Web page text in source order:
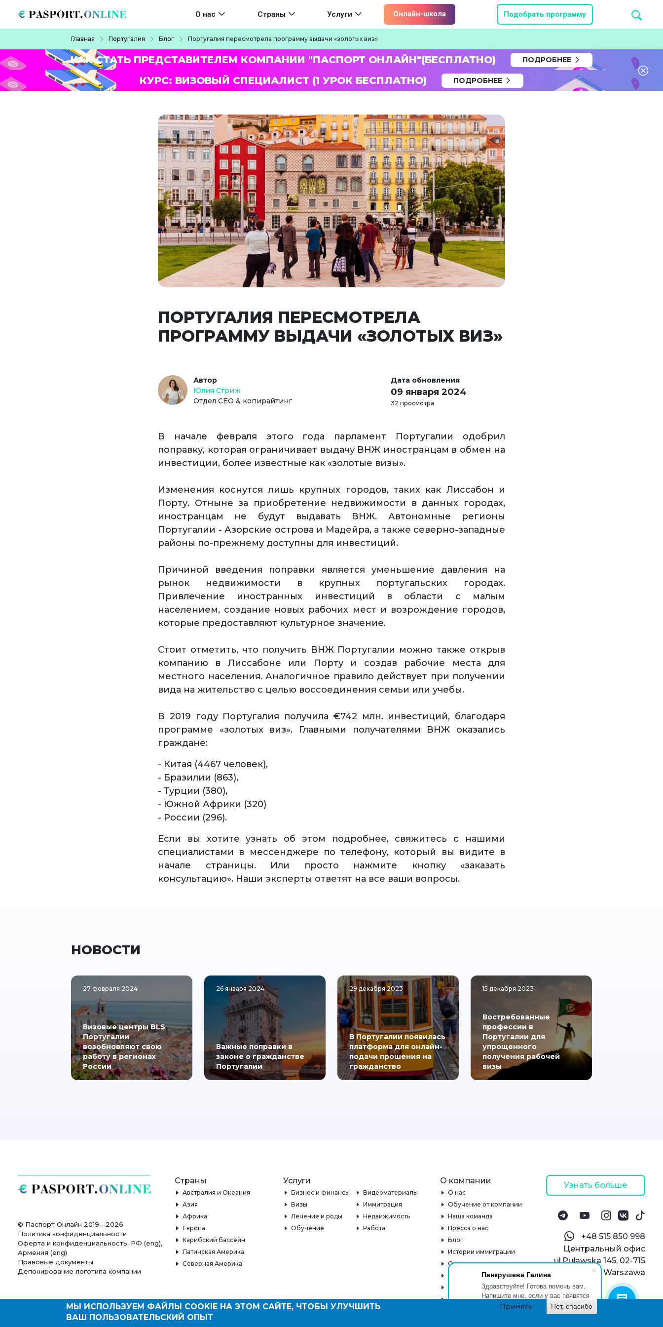
Панкрушева Галина
Здравствуйте! Готова помочь вам.
Напишите мне, если у вас появятся
вопросы.
Main navigation
О нас Страны Услуги Онлайн-школа Подобрать программу
Главная Португалия Блог Португалия пересмотрела программу выдачи «золотых виз»
КАК СТАТЬ ПРЕДСТАВИТЕЛЕМ КОМПАНИИ "ПАСПОРТ ОНЛАЙН"(БЕСПЛАТНО) ПОДРОБНЕЕ
КУРС: ВИЗОВЫЙ СПЕЦИАЛИСТ (1 УРОК БЕСПЛАТНО) ПОДРОБНЕЕ
ПОРТУГАЛИЯ ПЕРЕСМОТРЕЛА
ПРОГРАММУ ВЫДАЧИ «ЗОЛОТЫХ ВИЗ»
Автор
Юлия Стриж
Отдел СЕО & копирайтинг
Дата обновления
09 января 2024
32 просмотра
В начале февраля этого года парламент Португалии одобрил
поправку, которая ограничивает выдачу ВНЖ иностранцам в обмен на
инвестиции, более известные как «золотые визы».
Изменения коснутся лишь крупных городов, таких как Лиссабон и
Порту. Отныне за приобретение недвижимости в данных городах,
иностранцам не будут выдавать ВНЖ. Автономные регионы
Португалии - Азорские острова и Мадейра, а также северно-западные
районы по-прежнему доступны для инвестиций.
Причиной введения поправки является уменьшение давления на
рынок недвижимости в крупных португальских городах.
Привлечение иностранных инвестиций в области с малым
населением, создание новых рабочих мест и возрождение городов,
которые предоставляют культурное значение.
Стоит отметить, что получить ВНЖ Португалии можно также открыв
компанию в Лиссабоне или Порту и создав рабочие места для
местного населения. Аналогичное правило действует при получении
вида на жительство с целью воссоединения семьи или учебы.
В 2019 году Португалия получила €742 млн. инвестиций, благодаря
программе «золотых виз». Главными получателями ВНЖ оказались
граждане:
- Китая (4467 человек),
- Бразилии (863),
- Турции (380),
- Южной Африки (320)
- России (296).
Если вы хотите узнать об этом подробнее, свяжитесь с нашими
специалистами в мессенджере по телефону, который вы видите в
начале страницы. Или просто нажмите кнопку «заказать
консультацию». Наши эксперты ответят на все ваши вопросы.
НОВОСТИ
27 февраля 2024
Визовые центры BLS
Португалии
возобновляют свою
работу в регионах
России
26 января 2024
Важные поправки в
законе о гражданстве
Португалии
29 декабря 2023
В Португалии появилась
платформа для онлайн-
подачи прошения на
гражданство
15 декабря 2023
Востребованные
профессии в
Португалии для
упрощенного
получения рабочей
визы
© Паспорт Онлайн 2019—2026
Политика конфиденциальности
Оферта и конфиденциальность: РФ (eng),
Армения (eng)
Правовые документы
Депонирование логотипа компании
Страны
Австралия и Океания
Азия
Африка
Европа
Карибский бассейн
Латинская Америка
Северная Америка
Услуги
Бизнес и финансы
Видеоматериалы
Визы
Иммиграция
Лечение и роды
Недвижимость
Обучение
Работа
О компании
О нас
Обучение от компании
Наша команда
Пресса о нас
Блог
Истории иммиграции
Отзывы
Онлайн-школа
Контакты
Узнать больше
‪+48 515 850 998‬
Центральный офис
ul.Puławska 145, 02-715
Warszawa
МЫ ИСПОЛЬЗУЕМ ФАЙЛЫ COOKIE НА ЭТОМ САЙТЕ, ЧТОБЫ УЛУЧШИТЬ
ВАШ ПОЛЬЗОВАТЕЛЬСКИЙ ОПЫТ
Принять Нет, спасибо